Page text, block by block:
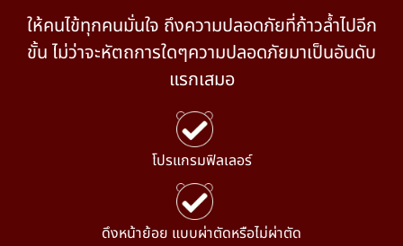
ให้คนไข้ทุกคนมั่นใจ ถึงความปลอดภัยที่ก้าวล้ำไปอีก
ขั้น ไม่ว่าจะหัตถการใดๆความปลอดภัยมาเป็นอันดับ
แรกเสมอ
โปรแกรมฟิลเลอร์
ดึงหน้าย้อย แบบผ่าตัดหรือไม่ผ่าตัด